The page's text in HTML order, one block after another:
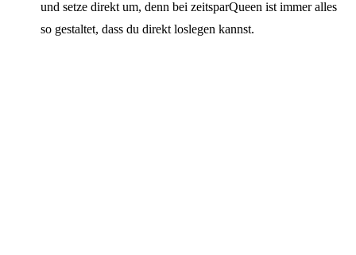
und setze direkt um, denn bei zeitsparQueen ist immer alles
so gestaltet, dass du direkt loslegen kannst.